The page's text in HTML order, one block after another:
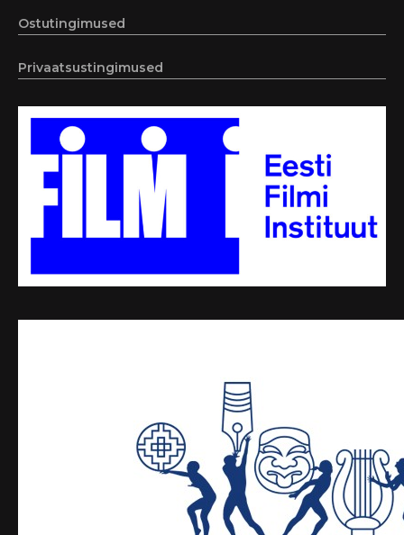
Ostutingimused
Privaatsustingimused